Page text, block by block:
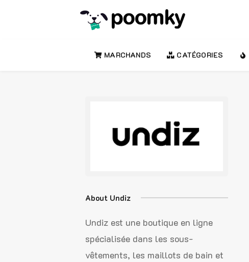
MARCHANDS CATÉGORIES
About Undiz
Undiz est une boutique en ligne
spécialisée dans les sous-
vêtements, les maillots de bain et